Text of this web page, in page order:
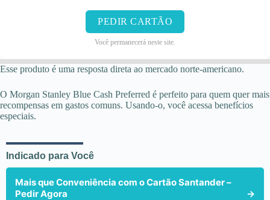
PEDIR CARTÃO
Você permanecerá neste site.
Esse produto é uma resposta direta ao mercado norte-americano.
O Morgan Stanley Blue Cash Preferred é perfeito para quem quer mais
recompensas em gastos comuns. Usando-o, você acessa benefícios
especiais.
Indicado para Você
Mais que Conveniência com o Cartão Santander –
Pedir Agora
→